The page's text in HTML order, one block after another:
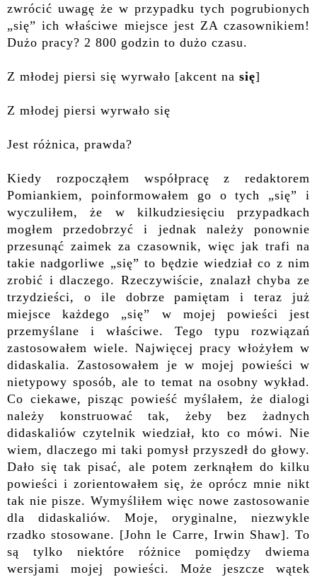
zwrócić uwagę że w przypadku tych pogrubionych
„się” ich właściwe miejsce jest ZA czasownikiem!
Dużo pracy? 2 800 godzin to dużo czasu.
Z młodej piersi się wyrwało [akcent na się]
Z młodej piersi wyrwało się
Jest różnica, prawda?
Kiedy rozpocząłem współpracę z redaktorem
Pomiankiem, poinformowałem go o tych „się” i
wyczuliłem, że w kilkudziesięciu przypadkach
mogłem przedobrzyć i jednak należy ponownie
przesunąć zaimek za czasownik, więc jak trafi na
takie nadgorliwe „się” to będzie wiedział co z nim
zrobić i dlaczego. Rzeczywiście, znalazł chyba ze
trzydzieści, o ile dobrze pamiętam i teraz już
miejsce każdego „się” w mojej powieści jest
przemyślane i właściwe. Tego typu rozwiązań
zastosowałem wiele. Najwięcej pracy włożyłem w
didaskalia. Zastosowałem je w mojej powieści w
nietypowy sposób, ale to temat na osobny wykład.
Co ciekawe, pisząc powieść myślałem, że dialogi
należy konstruować tak, żeby bez żadnych
didaskaliów czytelnik wiedział, kto co mówi. Nie
wiem, dlaczego mi taki pomysł przyszedł do głowy.
Dało się tak pisać, ale potem zerknąłem do kilku
powieści i zorientowałem się, że oprócz mnie nikt
tak nie pisze. Wymyśliłem więc nowe zastosowanie
dla didaskaliów. Moje, oryginalne, niezwykle
rzadko stosowane. [John le Carre, Irwin Shaw]. To
są tylko niektóre różnice pomiędzy dwiema
wersjami mojej powieści. Może jeszcze wątek